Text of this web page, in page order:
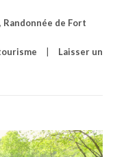
, Randonnée de Fort
Laisser un